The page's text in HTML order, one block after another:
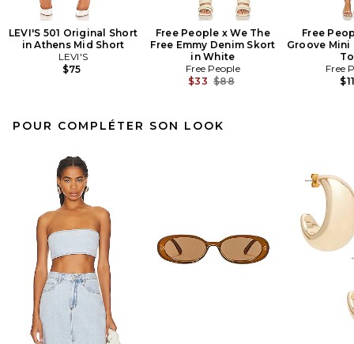
LEVI'S 501 Original Short
in Athens Mid Short
LEVI'S
$75
Free People x We The
Free Emmy Denim Skort
in White
Free People
$33 Previous price:
$88
Free
Groove Mini
Free
POUR COMPLÉTER SON LOOK